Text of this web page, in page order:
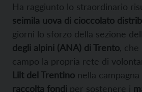
Ha raggiunto lo straordinario
seimila uova di cioccolato
giorni lo sforzo della sezione
degli alpini (ANA) di Trento ,
campo la propria rete di
Lilt del Trentino nella
raccolta fondi per sostenere i